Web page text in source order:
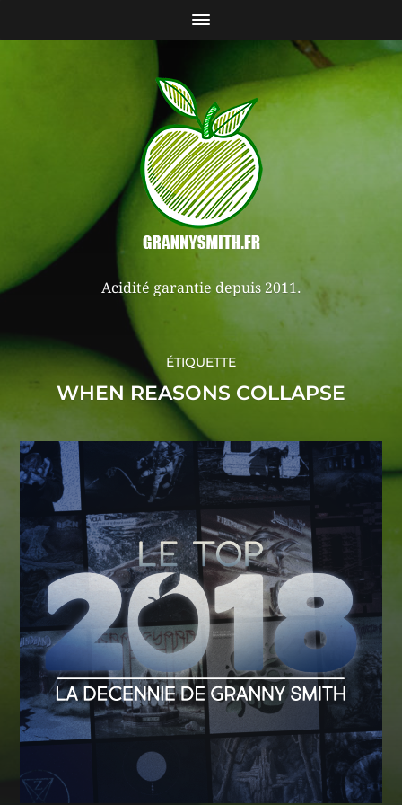
Acidité garantie depuis 2011.
ÉTIQUETTE
WHEN REASONS COLLAPSE